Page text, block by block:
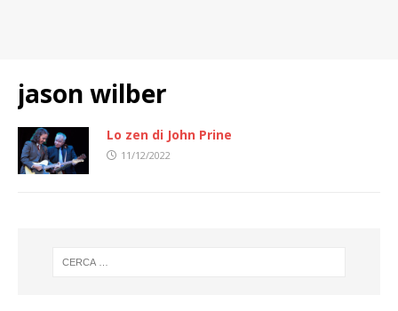
jason wilber
Lo zen di John Prine
11/12/2022